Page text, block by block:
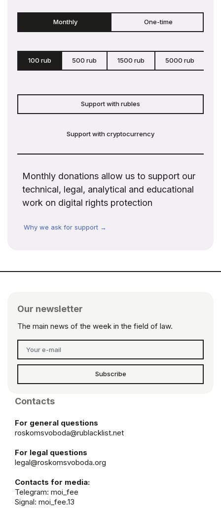
Monthly One-time
100 rub 500 rub 1500 rub 5000 rub
Support with rubles
Support with cryptocurrency
Monthly donations allow us to support our
technical, legal, analytical and educational
work on digital rights protection
Why we ask for support →
Our newsletter
The main news of the week in the field of law.
Subscribe
Contacts
For general questions
roskomsvoboda@rublacklist.net
For legal questions
legal@roskomsvoboda.org
Contacts for media:
Telegram: moi_fee
Signal: moi_fee.13